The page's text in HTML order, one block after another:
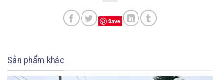
Save
Sản phẩm khác